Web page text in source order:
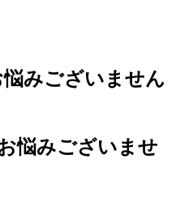
みございません